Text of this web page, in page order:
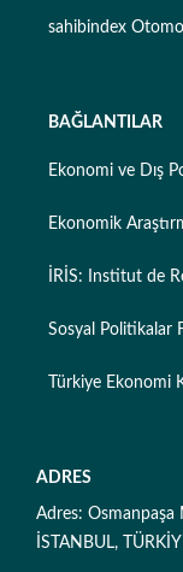
sahibindex
BAĞLANTILAR
Ekonomi ve Dış
Ekonomik
İRİS: Institut de
Sosyal Politikalar
Türkiye Ekonomi
ADRES
Adres:
İSTANBUL,